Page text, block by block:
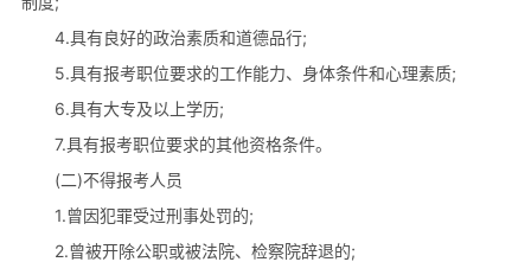
4.具有良好的政治素质和道德品行;
5.具有报考职位要求的工作能力、身体条件和心理素质;
6.具有大专及以上学历;
7.具有报考职位要求的其他资格条件。
(二)不得报考人员
1.曾因犯罪受过刑事处罚的;
2.曾被开除公职或被法院、检察院辞退的;